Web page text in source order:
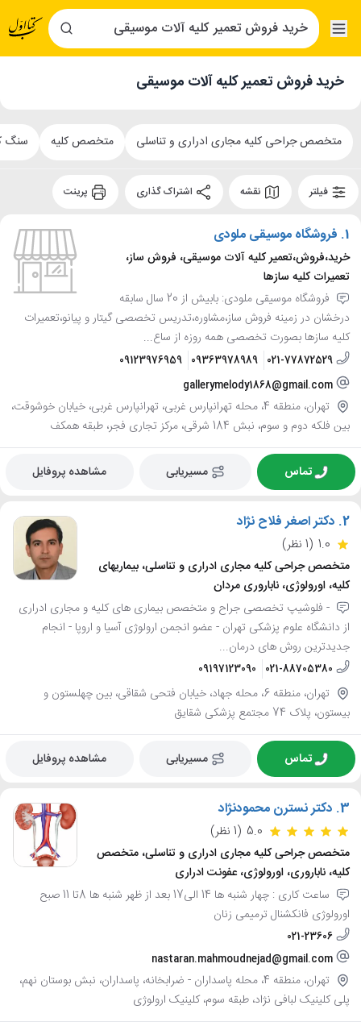
خرید فروش تعمیر کلیه آلات موسیقی
متخصص جراحی کلیه مجاری ادراری و تناسلی متخصص کلیه سنگ
فیلتر نقشه
1. فروشگاه موسیقی ملودی
خرید،فروش،تعمیر کلیه آلات موسیقی، فروش ساز،
تعمیرات کلیه سازها
فروشگاه موسیقی ملودی: بابیش از 20 سال سابقه
درخشان در زمینه فروش ساز،مشاوره،تدریس تخصصی گیتار و پیانو،تعمیرات
کلیه سازها بصورت تخصصی همه روزه از ساع...
021-77872529
09363978989
09123976959
gallerymelody1868@gmail.com
تهران، منطقه 4، محله تهرانپارس غربی، تهرانپارس غربی، خیابان خوشوقت،
بین فلکه دوم و سوم، نبش 184 شرقی، مرکز تجاری فجر، طبقه همکف
تماس مسیریابی مشاهده پروفایل
2. دکتر اصغر فلاح نژاد
1.0 (1 نظر)
متخصص جراحی کلیه مجاری ادراری و تناسلی، بیماریهای
کلیه، اورولوژی، ناباروری مردان
- فلوشیپ تخصصی جراح و متخصص بیماری های کلیه و مجاری ادراری
از دانشگاه علوم پزشکی تهران - عضو انجمن ارولوژی آسیا و اروپا - انجام
جدیدترین روش های درمان...
021-88705380
09197123090
تهران، منطقه 6، محله جهاد، خیابان فتحی شقاقی، بین چهلستون و
بیستون، پلاک 74 مجتمع پزشکی شقایق
تماس مسیریابی مشاهده پروفایل
3. دکتر نسترن محمودنژاد
5.0 (1 نظر)
متخصص جراحی کلیه مجاری ادراری و تناسلی، متخصص
کلیه، ناباروری، اورولوژی، عفونت ادراری
ساعت کاری : چهار شنبه ها 14 الی17 بعد از ظهر شنبه ها 8تا 11 صبح
اورولوژی فانکشنال ترمیمی زنان
021-23606
nastaran.mahmoudnejad@gmail.com
تهران، منطقه 4، محله پاسداران - ضرابخانه، پاسداران، نبش بوستان نهم،
پلی کلینیک لبافی نژاد، طبقه سوم، کلینیک ارولوژی